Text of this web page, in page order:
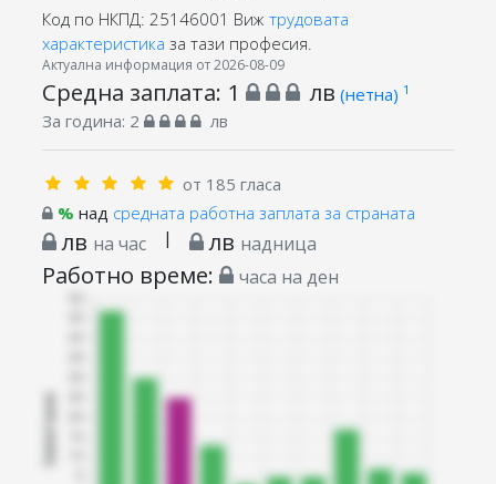
Код по НКПД: 25146001 Виж трудовата
характеристика за тази професия.
Актуална информация от 2026-08-09
Средна заплата: 1 лв (нетна) 1
За година: 2 лв
от 185 гласа
% над средната работна заплата за страната
лв на час | лв надница
Работно време: часа на ден